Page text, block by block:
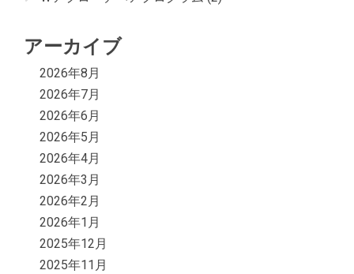
アーカイブ
2026年8月
2026年7月
2026年6月
2026年5月
2026年4月
2026年3月
2026年2月
2026年1月
2025年12月
2025年11月